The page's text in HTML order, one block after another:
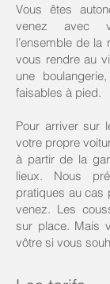
Vous êtes
venez avec
l’ensemble de la
vous rendre au
une
faisables à pied.
Pour arriver sur
votre propre
à partir de la
lieux. Nous
pratiques au cas
venez. Les
sur place. Mais
vôtre si vous